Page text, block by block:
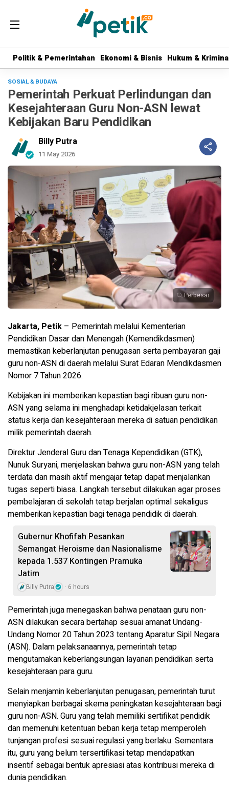
Politik & Pemerintahan Ekonomi & Bisnis Hukum &
Politik & Pemerintahan Ekonomi & Bisnis Hukum &
SOSIAL & BUDAYA
Pemerintah Perkuat Perlindungan dan
Kesejahteraan Guru Non-ASN lewat
Kebijakan Baru Pendidikan
Billy Putra
11 May 2026
Perbesar
Jakarta, Petik – Pemerintah melalui Kementerian
Pendidikan Dasar dan Menengah (Kemendikdasmen)
memastikan keberlanjutan penugasan serta pembayaran gaji
guru non-ASN di daerah melalui Surat Edaran Mendikdasmen
Nomor 7 Tahun 2026.
Kebijakan ini memberikan kepastian bagi ribuan guru non-
ASN yang selama ini menghadapi ketidakjelasan terkait
status kerja dan kesejahteraan mereka di satuan pendidikan
milik pemerintah daerah.
Direktur Jenderal Guru dan Tenaga Kependidikan (GTK),
Nunuk Suryani, menjelaskan bahwa guru non-ASN yang telah
terdata dan masih aktif mengajar tetap dapat menjalankan
tugas seperti biasa. Langkah tersebut dilakukan agar proses
pembelajaran di sekolah tetap berjalan optimal sekaligus
memberikan kepastian bagi tenaga pendidik di daerah.
Gubernur Khofifah Pesankan
Semangat Heroisme dan Nasionalisme
kepada 1.537 Kontingen Pramuka
Jatim
Billy Putra 6 hours
Pemerintah juga menegaskan bahwa penataan guru non-
ASN dilakukan secara bertahap sesuai amanat Undang-
Undang Nomor 20 Tahun 2023 tentang Aparatur Sipil Negara
(ASN). Dalam pelaksanaannya, pemerintah tetap
mengutamakan keberlangsungan layanan pendidikan serta
kesejahteraan para guru.
Selain menjamin keberlanjutan penugasan, pemerintah turut
menyiapkan berbagai skema peningkatan kesejahteraan bagi
guru non-ASN. Guru yang telah memiliki sertifikat pendidik
dan memenuhi ketentuan beban kerja tetap memperoleh
tunjangan profesi sesuai regulasi yang berlaku. Sementara
itu, guru yang belum tersertifikasi tetap mendapatkan
insentif sebagai bentuk apresiasi atas kontribusi mereka di
dunia pendidikan.